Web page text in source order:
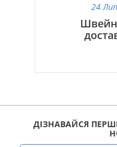
24
ДІЗНАВАЙСЯ